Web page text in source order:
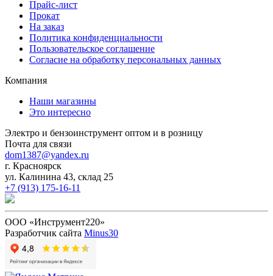
Прайс-лист
Прокат
На заказ
Политика конфиденциальности
Пользовательское соглашение
Согласие на обработку персональных данных
Компания
Наши магазины
Это интересно
Электро и бензоинструмент оптом и в розницу
Почта для связи
dom1387@yandex.ru
г. Красноярск
ул. Калинина 43, склад 25
+7 (913) 175-16-11
ООО «Инструмент220»
Разработчик сайта Minus30